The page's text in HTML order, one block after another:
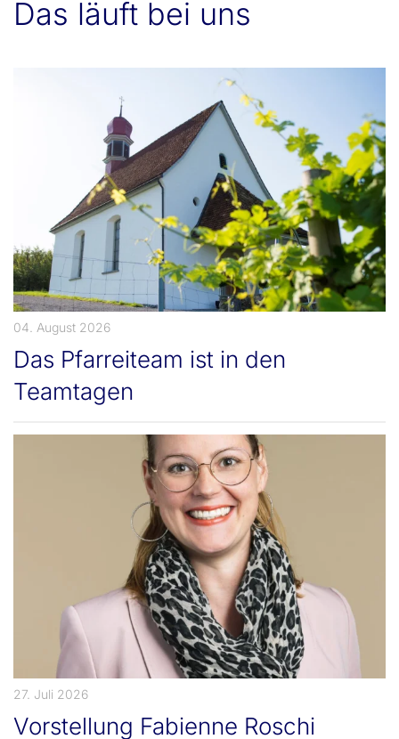
Das läuft bei uns
04. August 2026
Das Pfarreiteam ist in den
Teamtagen
27. Juli 2026
Vorstellung Fabienne Roschi